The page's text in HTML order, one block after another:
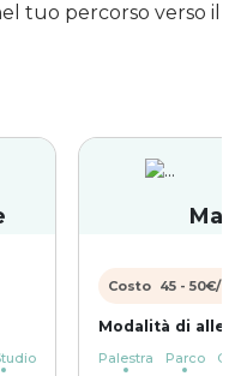
tuo percorso verso il
Costo 45- 50€/h
Modalità di
Palestra Parco